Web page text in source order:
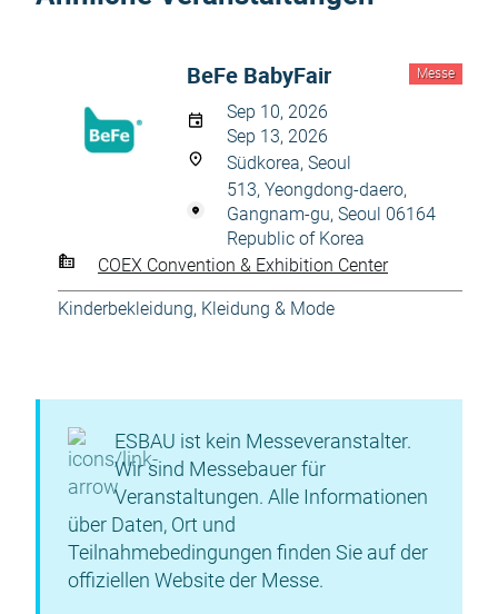
Messe
BeFe BabyFair
Sep 10, 2026
Sep 13, 2026
Südkorea, Seoul
513, Yeongdong-daero,
Gangnam-gu, Seoul 06164
Republic of Korea
COEX Convention & Exhibition Center
Kinderbekleidung, Kleidung & Mode
ESBAU ist kein Messeveranstalter.
Wir sind Messebauer für
Veranstaltungen. Alle Informationen
über Daten, Ort und
Teilnahmebedingungen finden Sie auf der
offiziellen Website der Messe.